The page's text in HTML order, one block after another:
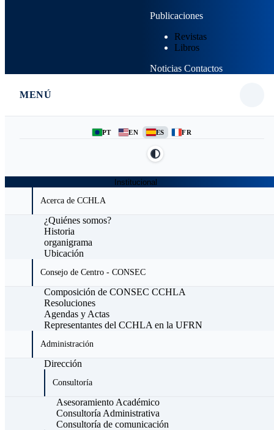
Publicaciones
Revistas
Libros
Noticias Contactos
MENÚ
PT EN ES FR
Institucional
Acerca de CCHLA
¿Quiénes somos?
Historia
organigrama
Ubicación
Consejo de Centro - CONSEC
Composición de CONSEC CCHLA
Resoluciones
Agendas y Actas
Representantes del CCHLA en la UFRN
Administración
Dirección
Consultoría
Asesoramiento Académico
Consultoría Administrativa
Consultoría de comunicación